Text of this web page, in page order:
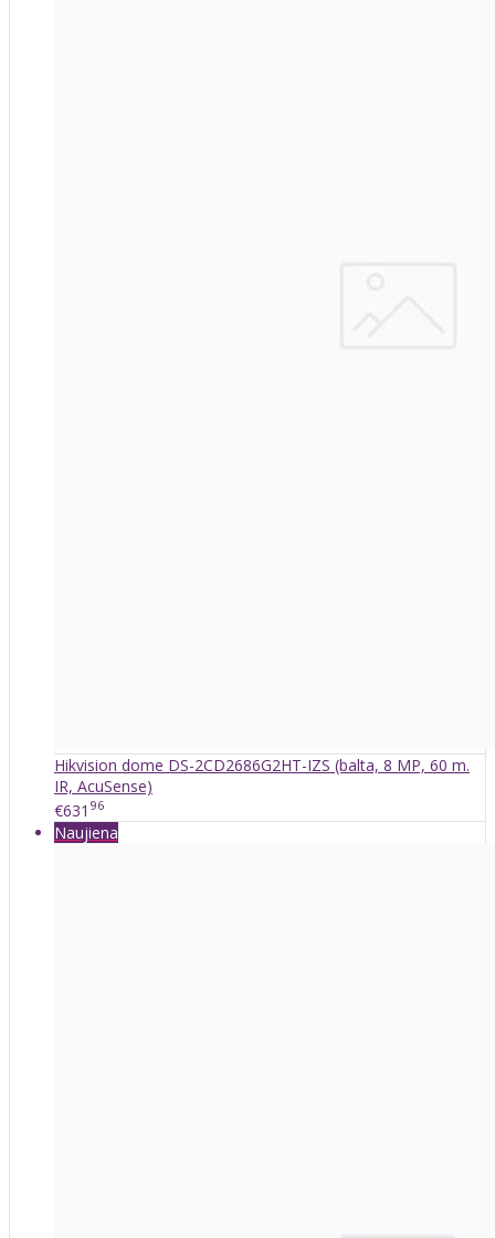
Hikvision dome DS-2CD2686G2HT-IZS (balta, 8 MP, 60 m.
IR, AcuSense)
€631 96
Naujiena